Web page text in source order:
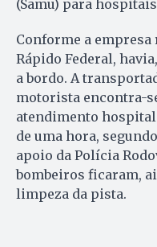
(Samu) para
Conforme a
Rápido Federal,
a bordo. A
motorista encontra-
atendimento
de uma hora,
apoio da Polícia
bombeiros ficaram,
limpeza da pista.